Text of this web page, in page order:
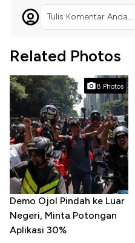
Tulis Komentar Anda...
Related Photos
8 Photos
Demo Ojol Pindah ke Luar
Negeri, Minta Potongan
Aplikasi 30%